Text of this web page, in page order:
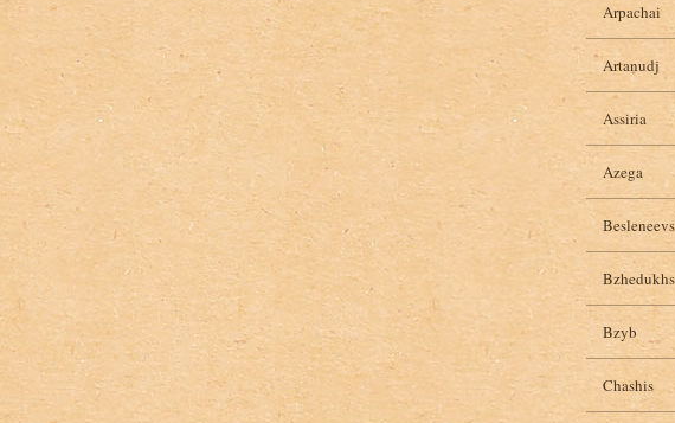
Arpachai
Artanudj
Assiria
Azega
Besleneevs
Bzhedukhs
Bzyb
Chashis